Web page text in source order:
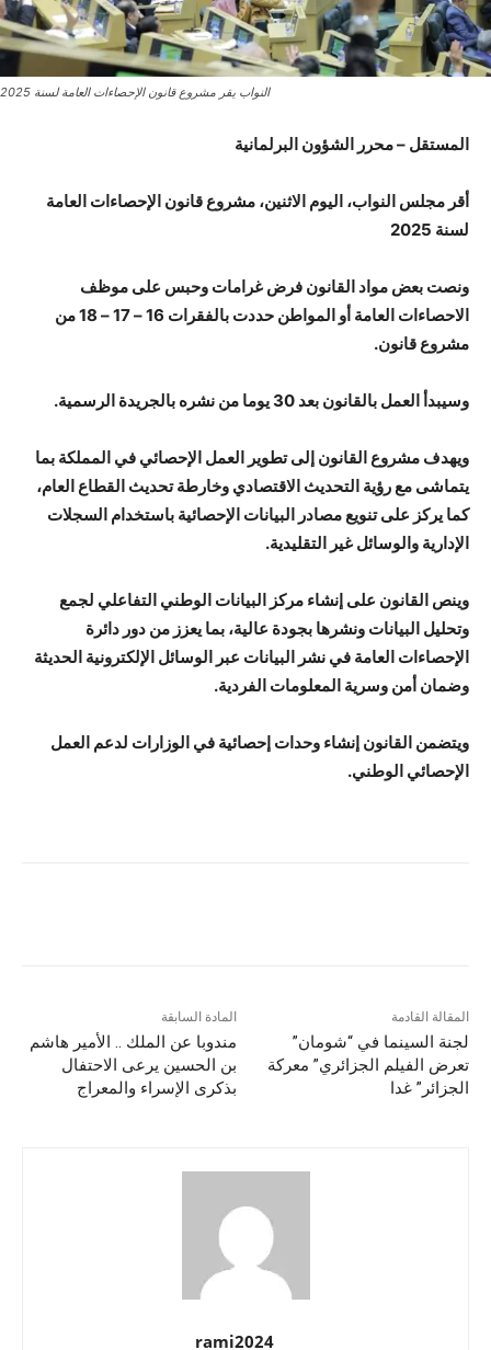
النواب يقر مشروع قانون الإحصاءات العامة لسنة 2025
المستقل – محرر الشؤون البرلمانية
أقر مجلس النواب، اليوم الاثنين، مشروع قانون الإحصاءات العامة
لسنة 2025
ونصت بعض مواد القانون فرض غرامات وحبس على موظف
الاحصاءات العامة أو المواطن حددت بالفقرات 16 – 17 – 18 من
مشروع قانون.
وسيبدأ العمل بالقانون بعد 30 يوما من نشره بالجريدة الرسمية.
ويهدف مشروع القانون إلى تطوير العمل الإحصائي في المملكة بما
يتماشى مع رؤية التحديث الاقتصادي وخارطة تحديث القطاع العام،
كما يركز على تنويع مصادر البيانات الإحصائية باستخدام السجلات
الإدارية والوسائل غير التقليدية.
وينص القانون على إنشاء مركز البيانات الوطني التفاعلي لجمع
وتحليل البيانات ونشرها بجودة عالية، بما يعزز من دور دائرة
الإحصاءات العامة في نشر البيانات عبر الوسائل الإلكترونية الحديثة
وضمان أمن وسرية المعلومات الفردية.
ويتضمن القانون إنشاء وحدات إحصائية في الوزارات لدعم العمل
الإحصائي الوطني.
المادة السابقة
مندوبا عن الملك .. الأمير هاشم
بن الحسين يرعى الاحتفال
بذكرى الإسراء والمعراج
المقالة القادمة
لجنة السينما في “شومان”
تعرض الفيلم الجزائري” معركة
الجزائر” غدا
rami2024